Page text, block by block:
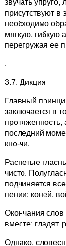
звучать упруго,
присутствуют в
необходимо
мягкую, гибкую
перегружая ее
.
3.7. Дикция
Главный
заключается в
протяженность,
последний
кно-чи.
Распетые
чисто.
подчиняется
пении: коней,
Окончания слов
вместе: гладят,
Однако,